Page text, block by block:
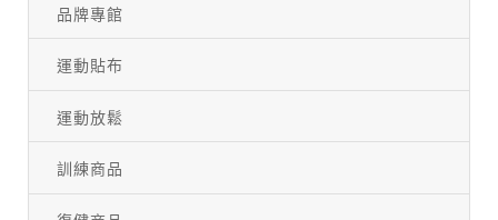
品牌專館
運動貼布
運動放鬆
訓練商品